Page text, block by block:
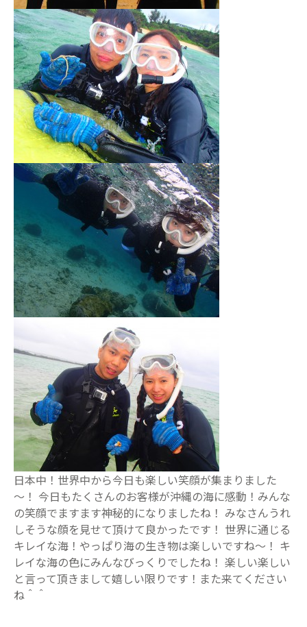
日本中！世界中から今日も楽しい笑顔が集まりました
～！ 今日もたくさんのお客様が沖縄の海に感動！みんな
の笑顔でますます神秘的になりましたね！ みなさんうれ
しそうな顔を見せて頂けて良かったです！ 世界に通じる
キレイな海！やっぱり海の生き物は楽しいですね～！ キ
レイな海の色にみんなびっくりでしたね！ 楽しい楽しい
と言って頂きまして嬉しい限りです！また来てください
ね＾＾